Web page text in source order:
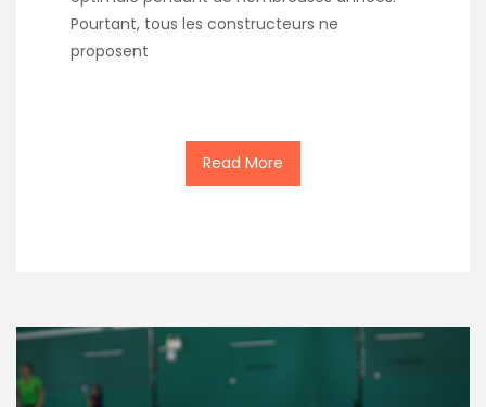
Pourtant, tous les constructeurs ne
proposent
Read More